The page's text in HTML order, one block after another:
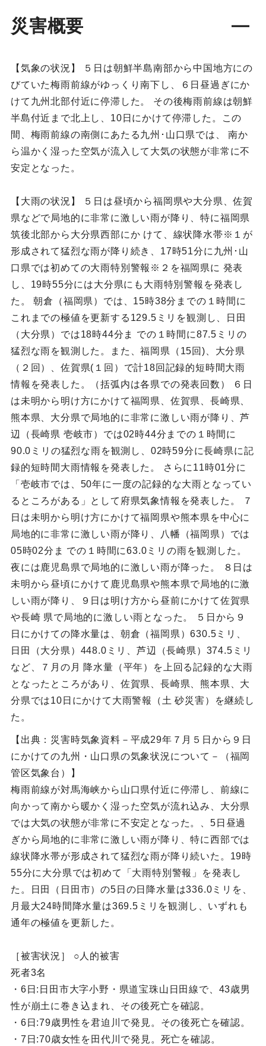
災害概要
【気象の状況】 ５日は朝鮮半島南部から中国地方にの
びていた梅雨前線がゆっくり南下し、６日昼過ぎにか
けて九州北部付近に停滞した。 その後梅雨前線は朝鮮
半島付近まで北上し、10日にかけて停滞した。この
間、梅雨前線の南側にあたる九州･山口県では、 南か
ら温かく湿った空気が流入して大気の状態が非常に不
安定となった。
【大雨の状況】 ５日は昼頃から福岡県や大分県、佐賀
県などで局地的に非常に激しい雨が降り、特に福岡県
筑後北部から大分県西部にか けて、線状降水帯※１が
形成されて猛烈な雨が降り続き、17時51分に九州･山
口県では初めての大雨特別警報※２を福岡県に 発表
し、19時55分には大分県にも大雨特別警報を発表し
た。 朝倉（福岡県）では、15時38分までの１時間に
これまでの極値を更新する129.5ミリを観測し、日田
（大分県）では18時44分ま での１時間に87.5ミリの
猛烈な雨を観測した。また、福岡県（15回)、大分県
（２回）、佐賀県(１回）で計18回記録的短時間大雨
情報を発表した。（括弧内は各県での発表回数） ６日
は未明から明け方にかけて福岡県、佐賀県、長崎県、
熊本県、大分県で局地的に非常に激しい雨が降り、芦
辺（長崎県 壱岐市）では02時44分までの１時間に
90.0ミリの猛烈な雨を観測し、02時59分に長崎県に記
録的短時間大雨情報を発表した。 さらに11時01分に
「壱岐市では、50年に一度の記録的な大雨となってい
るところがある」として府県気象情報を発表した。 ７
日は未明から明け方にかけて福岡県や熊本県を中心に
局地的に非常に激しい雨が降り、八幡（福岡県）では
05時02分ま での１時間に63.0ミリの雨を観測した。
夜には鹿児島県で局地的に激しい雨が降った。 ８日は
未明から昼頃にかけて鹿児島県や熊本県で局地的に激
しい雨が降り、９日は明け方から昼前にかけて佐賀県
や長崎 県で局地的に激しい雨となった。 ５日から９
日にかけての降水量は、朝倉（福岡県）630.5ミリ、
日田（大分県）448.0ミリ、芦辺（長崎県）374.5ミリ
など、７月の月 降水量（平年）を上回る記録的な大雨
となったところがあり、佐賀県、長崎県、熊本県、大
分県では10日にかけて大雨警報（土 砂災害）を継続し
た。
【出典：災害時気象資料－平成29年７月５日から９日
にかけての九州・山口県の気象状況について－（福岡
管区気象台）】
梅雨前線が対馬海峡から山口県付近に停滞し、前線に
向かって南から暖かく湿った空気が流れ込み、大分県
では大気の状態が非常に不安定となった。、5日昼過
ぎから局地的に非常に激しい雨が降り、特に西部では
線状降水帯が形成されて猛烈な雨が降り続いた。19時
55分に大分県では初めて「大雨特別警報」を発表し
た。日田（日田市）の5日の日降水量は336.0ミリを、
月最大24時間降水量は369.5ミリを観測し、いずれも
通年の極値を更新した。
［被害状況］ ○人的被害
死者3名
・6日:日田市大字小野・県道宝珠山日田線で、43歳男
性が崩土に巻き込まれ、その後死亡を確認。
・6日:79歳男性を君迫川で発見。その後死亡を確認。
・7日:70歳女性を田代川で発見。死亡を確認。